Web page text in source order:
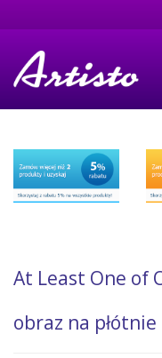
do
At Least One of
obraz na płótnie